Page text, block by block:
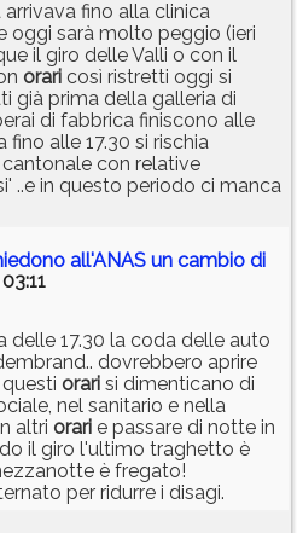
fino alla clinica
oggi sarà molto peggio (ieri
il giro delle Valli o con il
orari così ristretti oggi si
già prima della galleria di
di fabbrica finiscono alle
alle 17.30 si rischia
con relative
..e in questo periodo ci manca
all'ANAS un cambio di
delle 17.30 la coda delle auto
dovrebbero aprire
orari si dimenticano di
nel sanitario e nella
altri orari e passare di notte in
il giro l'ultimo traghetto è
è fregato!
per ridurre i disagi.